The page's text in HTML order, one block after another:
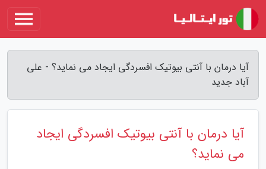
آیا درمان با آنتی بیوتیک افسردگی ایجاد می نماید؟ - علی
آباد جدید
آیا درمان با آنتی بیوتیک افسردگی ایجاد
می نماید؟